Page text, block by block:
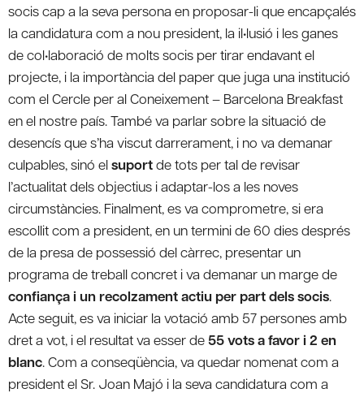
socis cap a la seva persona en proposar-li que encapçalés
la candidatura com a nou president, la il•lusió i les ganes
de col•laboració de molts socis per tirar endavant el
projecte, i la importància del paper que juga una institució
com el Cercle per al Coneixement – Barcelona Breakfast
en el nostre país. També va parlar sobre la situació de
desencís que s’ha viscut darrerament, i no va demanar
culpables, sinó elsuportde tots per tal de revisar
l’actualitat dels objectius i adaptar-los a les noves
circumstàncies. Finalment, es va comprometre, si era
escollit com a president, en un termini de 60 dies després
de la presa de possessió del càrrec, presentar un
programa de treball concret i va demanar un marge de
confiança i un recolzament actiu per part dels socis.
Acte seguit, es va iniciar la votació amb 57 persones amb
dret a vot, i el resultat va esser de55 vots a favor i 2 en
blanc. Com a conseqüència, va quedar nomenat com a
president el Sr. Joan Majó i la seva candidatura com a